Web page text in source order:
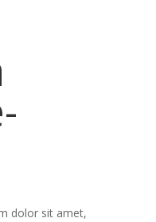
dolor sit amet,